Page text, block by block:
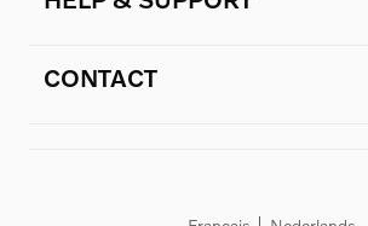
CONTACT